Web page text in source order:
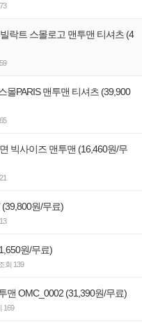
락트 스몰로고 맨투맨 티셔츠 (4
몰PARIS 맨투맨 티셔츠 (39,900
빅사이즈 맨투맨 (16,460원/무
원/무료)
원/무료)
회 139
맨 OMC_0002 (31,390원/무료)
169